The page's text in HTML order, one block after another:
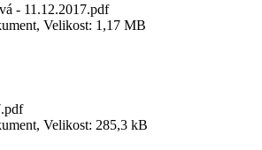
- 11.12.2017.pdf
Velikost: 1,17 MB
Velikost: 285,3 kB